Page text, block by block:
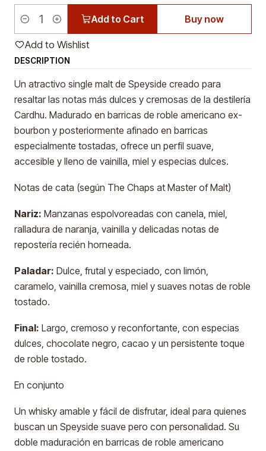
Quantity
Add to Cart Buy now
Add to Wishlist
DESCRIPTION
Un atractivo single malt de Speyside creado para
resaltar las notas más dulces y cremosas de la destilería
Cardhu. Madurado en barricas de roble americano ex-
bourbon y posteriormente afinado en barricas
especialmente tostadas, ofrece un perfil suave,
accesible y lleno de vainilla, miel y especias dulces.
Notas de cata (según The Chaps at Master of Malt)
Nariz: Manzanas espolvoreadas con canela, miel,
ralladura de naranja, vainilla y delicadas notas de
repostería recién horneada.
Paladar: Dulce, frutal y especiado, con limón,
caramelo, vainilla cremosa, miel y suaves notas de roble
tostado.
Final: Largo, cremoso y reconfortante, con especias
dulces, chocolate negro, cacao y un persistente toque
de roble tostado.
En conjunto
Un whisky amable y fácil de disfrutar, ideal para quienes
buscan un Speyside suave pero con personalidad. Su
doble maduración en barricas de roble americano